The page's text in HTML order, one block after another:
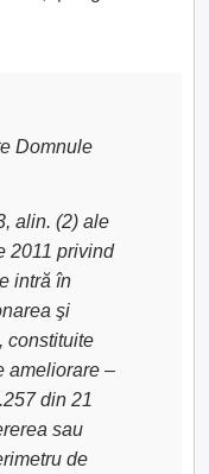
Domnule
alin. (2) ale
2011 privind
intră în
şi
constituite
ameliorare –
din 21
sau
de